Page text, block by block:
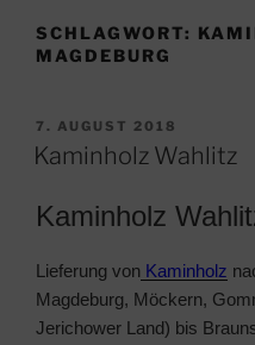
SCHLAGWORT:
MAGDEBURG
VERÖFFENTLICHT
AM
7. AUGUST 2018
Kaminholz Wahlitz
Kaminholz
Lieferung von Kaminholz
Magdeburg, Möckern,
Jerichower Land) bis